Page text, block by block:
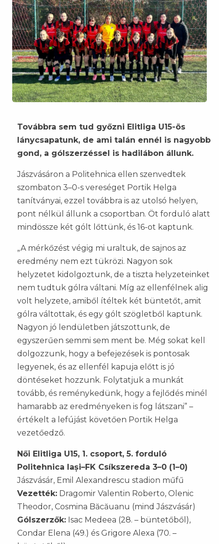
Továbbra sem tud győzni Elitliga U15-ös
lánycsapatunk, de ami talán ennél is nagyobb
gond, a gólszerzéssel is hadilábon állunk.
Jászvásáron a Politehnica ellen szenvedtek
szombaton 3–0-s vereséget Portik Helga
tanítványai, ezzel továbbra is az utolsó helyen,
pont nélkül állunk a csoportban. Öt forduló alatt
mindössze két gólt lőttünk, és 16-ot kaptunk.
„A mérkőzést végig mi uraltuk, de sajnos az
eredmény nem ezt tükrözi. Nagyon sok
helyzetet kidolgoztunk, de a tiszta helyzeteinket
nem tudtuk gólra váltani. Míg az ellenfélnek alig
volt helyzete, amiből ítéltek két büntetőt, amit
gólra váltottak, és egy gólt szögletből kaptunk.
Nagyon jó lendületben játszottunk, de
egyszerűen semmi sem ment be. Még sokat kell
dolgozzunk, hogy a befejezések is pontosak
legyenek, és az ellenfél kapuja előtt is jó
döntéseket hozzunk. Folytatjuk a munkát
tovább, és reménykedünk, hogy a fejlődés minél
hamarabb az eredményeken is fog látszani” –
értékelt a lefújást követően Portik Helga
vezetőedző.
Női Elitliga U15, 1. csoport, 5. forduló
Politehnica Iași–FK Csíkszereda 3–0 (1–0)
Jászvásár, Emil Alexandrescu stadion műfű
Vezették: Dragomir Valentin Roberto, Olenic
Theodor, Cosmina Băcăuanu (mind Jászvásár)
Gólszerzők: Isac Medeea (28. – büntetőből),
Condar Elena (49.) és Grigore Alexa (70. –